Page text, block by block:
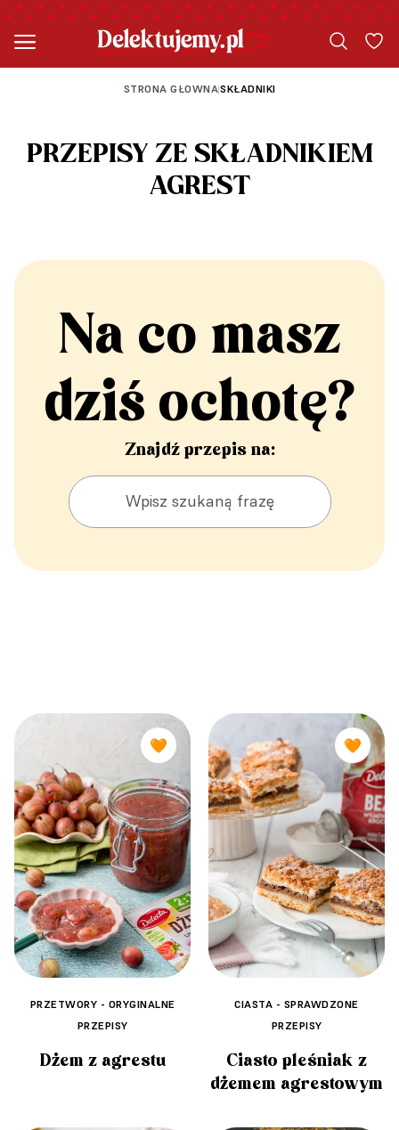
STRONA GŁOWNA|SKŁADNIKI
PRZEPISY ZE SKŁADNIKIEM
AGREST
Na co masz
dziś ochotę?
Znajdź przepis na:
🧡
PRZETWORY - ORYGINALNE
PRZEPISY
Dżem z agrestu
🧡
CIASTA - SPRAWDZONE
PRZEPISY
Ciasto pleśniak z
dżemem agrestowym